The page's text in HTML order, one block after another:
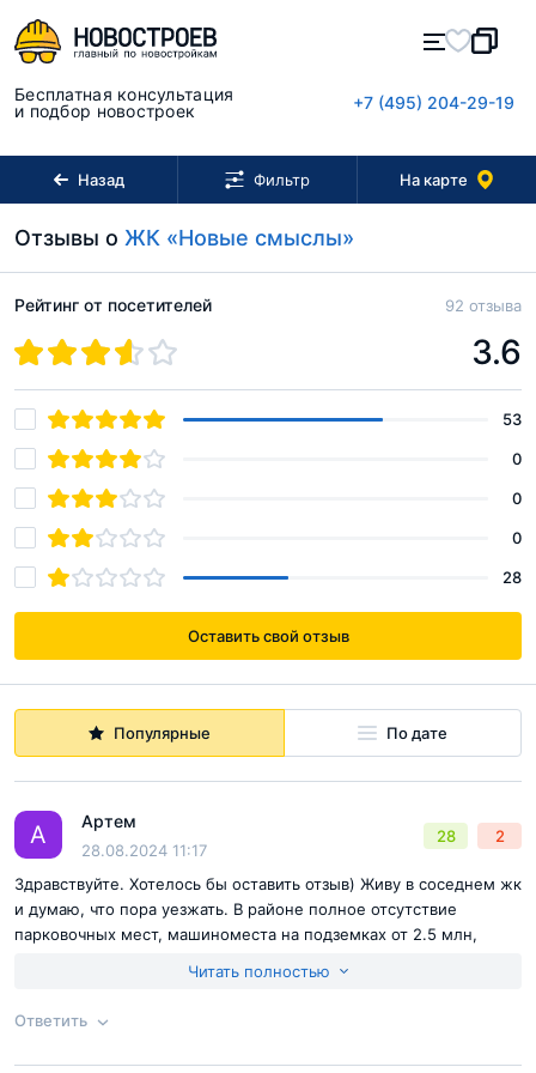
Бесплатная консультация
и подбор новостроек
+7 (495) 204-29-19
Назад Фильтр На карте
Отзывы о ЖК «Новые смыслы»
Оставить свой отзыв
Популярные По дате
А Артем
28.08.2024 11:17
28 2
Здравствуйте. Хотелось бы оставить отзыв) Живу в соседнем жк
и думаю, что пора уезжать. В районе полное отсутствие
парковочных мест, машиноместа на подземках от 2.5 млн,
школах все перегружено, я имея льготу, так и не дождался
Читать полностью
Ответить
Рейтинг от посетителей 92 отзыва
3.6
53
0
0
0
28